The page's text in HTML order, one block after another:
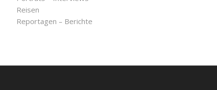
Reisen
Reportagen – Berichte